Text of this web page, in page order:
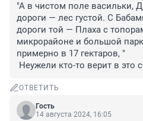
"А в чистом поле васильки,
дороги — лес густой. С
дороги той — Плаха с
микрорайоне и большой
примерно в 17 гектаров, "
Неужели кто-то верит в это
ОТВЕТИТЬ
Гость
14 августа 2024, 16:05